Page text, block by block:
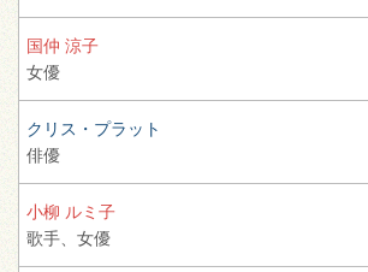
国仲 涼子
女優
クリス・プラット
俳優
小柳 ルミ子
歌手、 女優